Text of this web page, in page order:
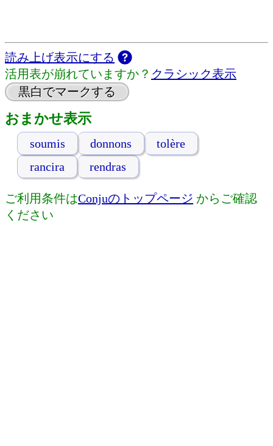
読み上げ表示にする
活用表が崩れていますか？ クラシック表示
黒白でマークする
おまかせ表示
soumis donnons
tolère
rancira
rendras
ご利用条件はConjuのトップページ からご確認
ください